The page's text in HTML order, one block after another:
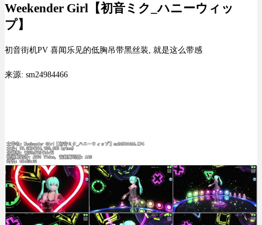
Weekender Girl【初音ミク_ハニーウィッ
プ】
初音街机PV 喜闻乐见的低胸吊带黑丝装, 就是这么带感
来源: sm24984466